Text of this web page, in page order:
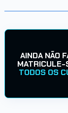
AINDA NÃO
TODOS OS